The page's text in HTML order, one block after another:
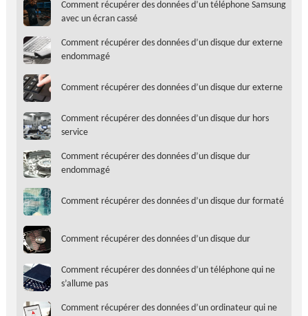
Comment récupérer des données d’un téléphone Samsung
avec un écran cassé
Comment récupérer des données d’un disque dur externe
endommagé
Comment récupérer des données d’un disque dur externe
Comment récupérer des données d’un disque dur hors
service
Comment récupérer des données d’un disque dur
endommagé
Comment récupérer des données d’un disque dur formaté
Comment récupérer des données d’un disque dur
Comment récupérer des données d’un téléphone qui ne
s’allume pas
Comment récupérer des données d’un ordinateur qui ne